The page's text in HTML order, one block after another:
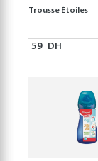
Trousse Étoiles
59 DH